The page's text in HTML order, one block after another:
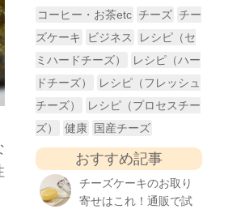
コーヒー・お茶etc チーズ チー
ズケーキ
ビジネス
レシピ（セ
ミハードチーズ）
レシピ（ハー
ドチーズ）
レシピ（フレッシュ
チーズ）
レシピ（プロセスチー
ズ）
健康 国産チーズ
おすすめ記事
チーズケーキのお取り
寄せはこれ！通販で試